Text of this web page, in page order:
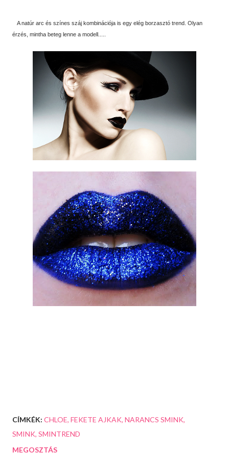
A natúr arc és színes száj kombinációja is egy elég borzasztó trend. Olyan
érzés, mintha beteg lenne a modell.....
CÍMKÉK: CHLOE FEKETE AJKAK NARANCS SMINK
SMINK SMINTREND
MEGOSZTÁS